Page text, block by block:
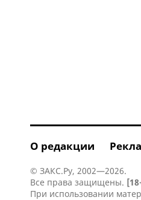
О редакции
© ЗАКС.Ру, 2002—2026.
Все права защищены.
При использовании